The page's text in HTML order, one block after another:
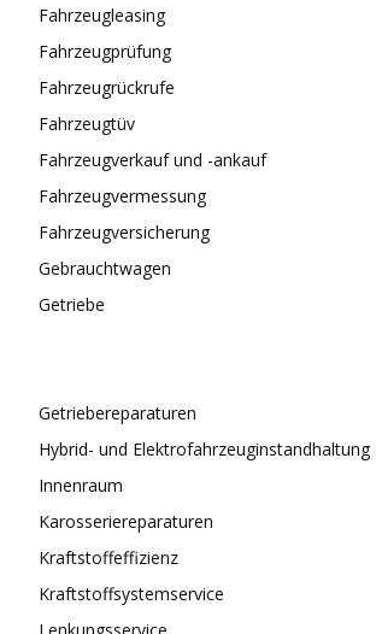
Fahrzeugleasing
Fahrzeugprüfung
Fahrzeugrückrufe
Fahrzeugtüv
Fahrzeugverkauf und -ankauf
Fahrzeugvermessung
Fahrzeugversicherung
Gebrauchtwagen
Getriebe
Getriebereparaturen
Hybrid- und Elektrofahrzeuginstandhaltung
Innenraum
Karosseriereparaturen
Kraftstoffeffizienz
Kraftstoffsystemservice